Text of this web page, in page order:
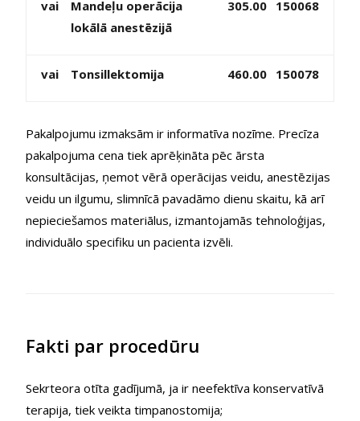
vai
Mandeļu operācija
lokālā anestēzijā
305.00 150068
vai Tonsillektomija 460.00 150078
Pakalpojumu izmaksām ir informatīva nozīme. Precīza
pakalpojuma cena tiek aprēķināta pēc ārsta
konsultācijas, ņemot vērā operācijas veidu, anestēzijas
veidu un ilgumu, slimnīcā pavadāmo dienu skaitu, kā arī
nepieciešamos materiālus, izmantojamās tehnoloģijas,
individuālo specifiku un pacienta izvēli.
Fakti par procedūru
Sekrteora otīta gadījumā, ja ir neefektīva konservatīvā
terapija, tiek veikta timpanostomija;